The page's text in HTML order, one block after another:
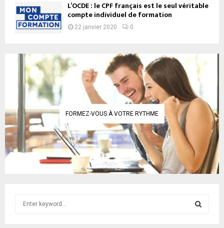
L’OCDE : le CPF français est le seul véritable
compte individuel de formation
22 janvier 2020 0
FORMEZ-VOUS À VOTRE RYTHME